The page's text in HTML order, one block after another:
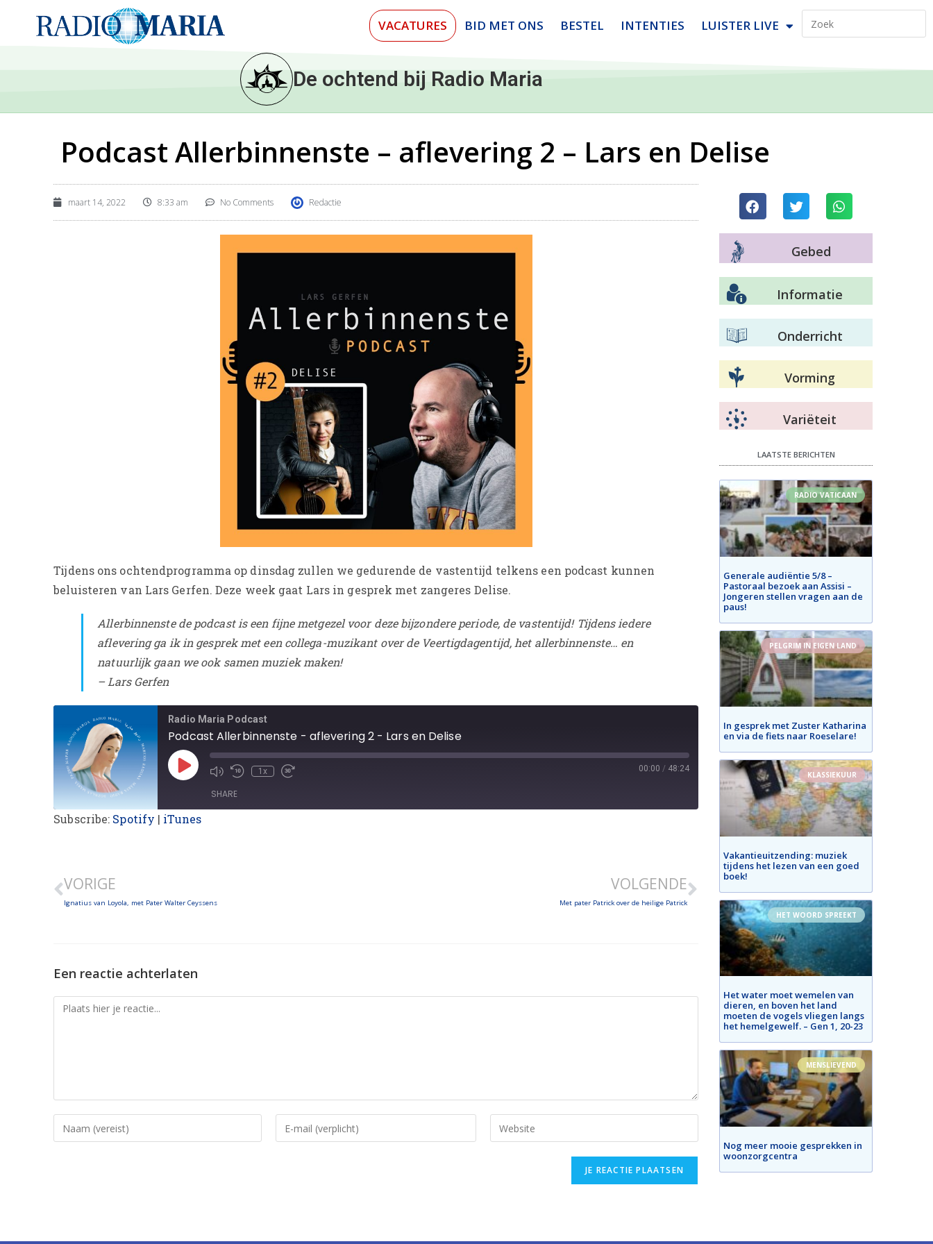
VACATURES BID MET ONS BESTEL INTENTIES LUISTER LIVE
De ochtend bij Radio Maria
Podcast Allerbinnenste – aflevering 2 – Lars en Delise
maart 14, 2022 8:33 am No Comments Redactie
Tijdens ons ochtendprogramma op dinsdag zullen we gedurende de vastentijd telkens een podcast kunnen
beluisteren van Lars Gerfen. Deze week gaat Lars in gesprek met zangeres Delise.
Allerbinnenste de podcast is een fijne metgezel voor deze bijzondere periode, de vastentijd! Tijdens iedere
aflevering ga ik in gesprek met een collega-muzikant over de Veertigdagentijd, het allerbinnenste… en
natuurlijk gaan we ook samen muziek maken!
– Lars Gerfen
Radio Maria Podcast
Podcast Allerbinnenste - aflevering 2 - Lars en Delise
1x 00:00 / 48:24
SHARE
Subscribe: Spotify | iTunes
VORIGE
Ignatius van Loyola, met Pater Walter Ceyssens
VOLGENDE
Met pater Patrick over de heilige Patrick
Een reactie achterlaten
Gebed
Informatie
Onderricht
Vorming
Variëteit
LAATSTE BERICHTEN
RADIO VATICAAN
Generale audiëntie 5/8 –
Pastoraal bezoek aan Assisi –
Jongeren stellen vragen aan de
paus!
PELGRIM IN EIGEN LAND
In gesprek met Zuster Katharina
en via de fiets naar Roeselare!
KLASSIEKUUR
Vakantieuitzending: muziek
tijdens het lezen van een goed
boek!
HET WOORD SPREEKT
Het water moet wemelen van
dieren, en boven het land
moeten de vogels vliegen langs
het hemelgewelf. – Gen 1, 20-23
MENSLIEVEND
Nog meer mooie gesprekken in
woonzorgcentra